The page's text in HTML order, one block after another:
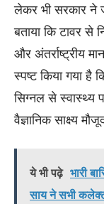
लेकर भी सरकार ने
बताया कि टावर से
और अंतर्राष्ट्रीय
स्पष्ट किया गया है
सिग्नल से स्वास्थ्य
वैज्ञानिक साक्ष्य
ये भी पढ़े भारी
साय ने सभी